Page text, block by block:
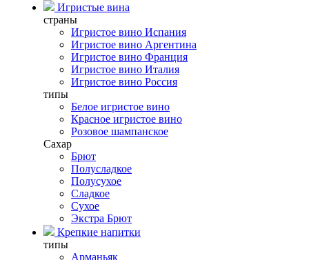
Игристые вина
страны
Игристое вино Испания
Игристое вино Аргентина
Игристое вино Франция
Игристое вино Италия
Игристое вино Россия
типы
Белое игристое вино
Красное игристое вино
Розовое шампанское
Сахар
Брют
Полусладкое
Полусухое
Сладкое
Сухое
Экстра Брют
Крепкие напитки
типы
Арманьяк